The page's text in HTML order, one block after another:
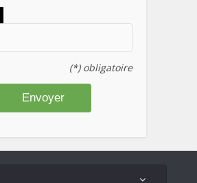
(*) obligatoire